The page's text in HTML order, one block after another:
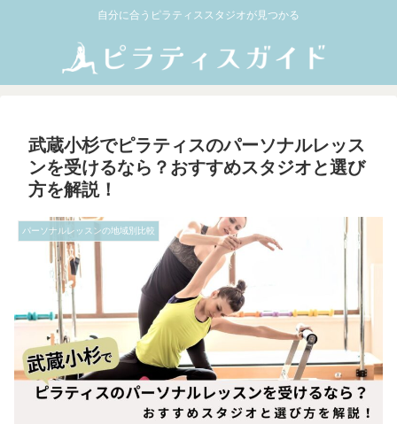
自分に合うピラティススタジオが見つかる
武蔵小杉でピラティスのパーソナルレッス
ンを受けるなら？おすすめスタジオと選び
方を解説！
パーソナルレッスンの地域別比較